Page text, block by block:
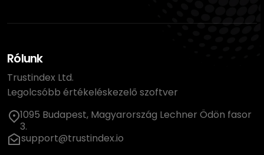
Rólunk
Trustindex Ltd.
Legolcsóbb értékeléskezelő szoftver
1095 Budapest, Magyarország Lechner Ödön fasor
3.
support@trustindex.io